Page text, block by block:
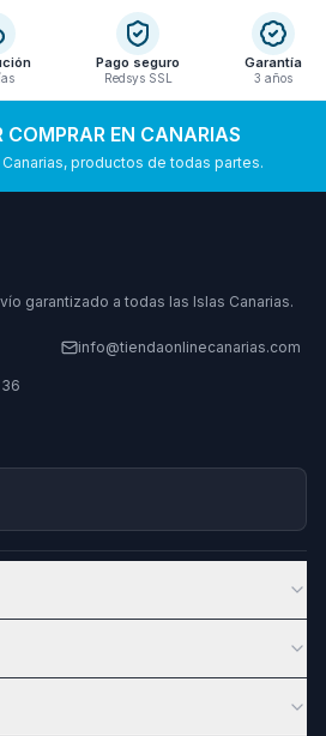
Pago seguro
Redsys SSL
Garantía
3 años
COMPRAR EN CANARIAS
productos de todas partes.
garantizado a todas las Islas Canarias.
info@tiendaonlinecanarias.com